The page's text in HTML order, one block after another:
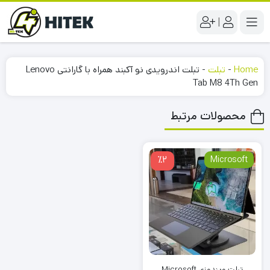
|
Home
- تبلت -
تبلت اندرویدی نو آکبند همراه با گارانتی Lenovo
Tab M8 4Th Gen
محصولات مرتبط
٪2 Microsoft